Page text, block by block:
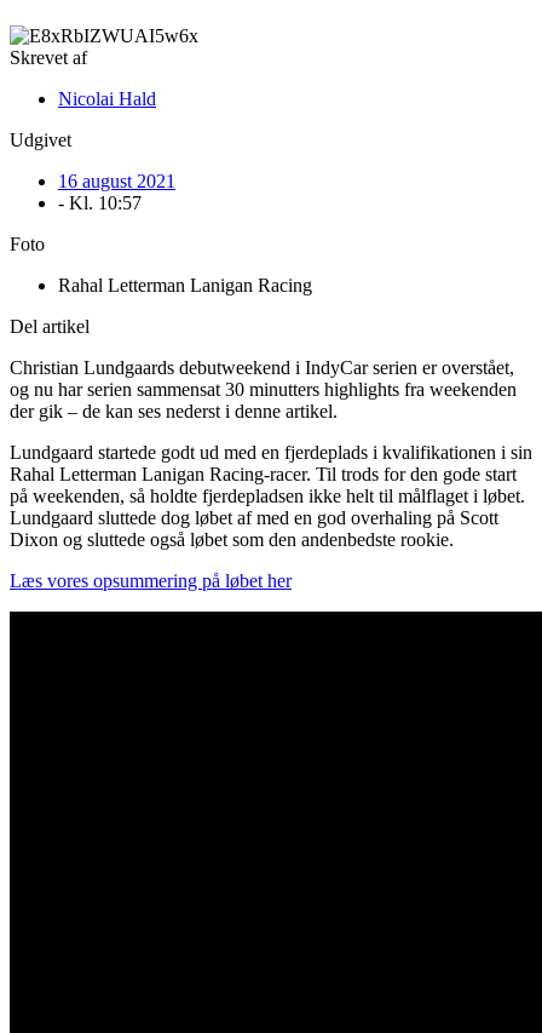
Skrevet af
Nicolai Hald
Udgivet
16 august 2021
- Kl. 10:57
Foto
Rahal Letterman Lanigan Racing
Del artikel
Christian Lundgaards debutweekend i IndyCar serien er overstået,
og nu har serien sammensat 30 minutters highlights fra weekenden
der gik – de kan ses nederst i denne artikel.
Lundgaard startede godt ud med en fjerdeplads i kvalifikationen i sin
Rahal Letterman Lanigan Racing-racer. Til trods for den gode start
på weekenden, så holdte fjerdepladsen ikke helt til målflaget i løbet.
Lundgaard sluttede dog løbet af med en god overhaling på Scott
Dixon og sluttede også løbet som den andenbedste rookie.
Læs vores opsummering på løbet her